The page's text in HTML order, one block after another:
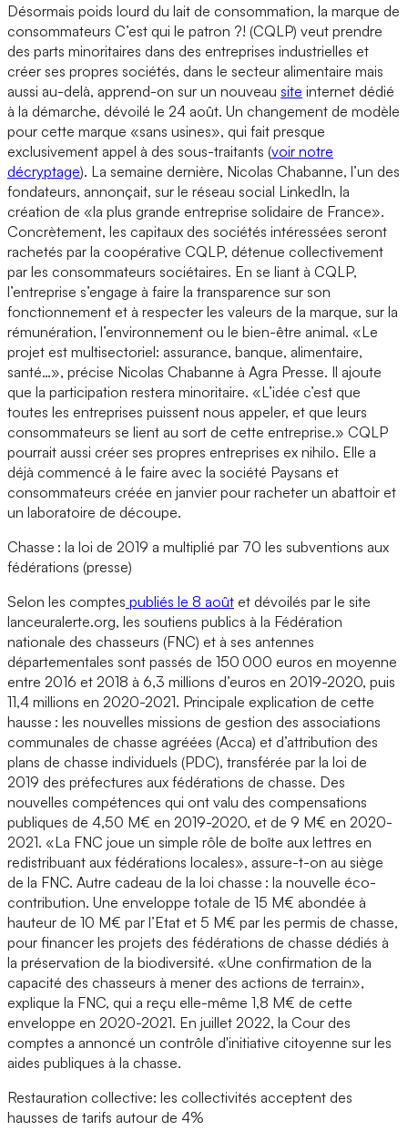
Désormais poids lourd du lait de consommation, la marque de
consommateurs C’est qui le patron ?! (CQLP) veut prendre
des parts minoritaires dans des entreprises industrielles et
créer ses propres sociétés, dans le secteur alimentaire mais
aussi au-delà, apprend-on sur un nouveau site internet dédié
à la démarche, dévoilé le 24 août. Un changement de modèle
pour cette marque «sans usines», qui fait presque
exclusivement appel à des sous-traitants (voir notre
décryptage). La semaine dernière, Nicolas Chabanne, l’un des
fondateurs, annonçait, sur le réseau social LinkedIn, la
création de «la plus grande entreprise solidaire de France».
Concrètement, les capitaux des sociétés intéressées seront
rachetés par la coopérative CQLP, détenue collectivement
par les consommateurs sociétaires. En se liant à CQLP,
l’entreprise s’engage à faire la transparence sur son
fonctionnement et à respecter les valeurs de la marque, sur la
rémunération, l’environnement ou le bien-être animal. «Le
projet est multisectoriel: assurance, banque, alimentaire,
santé…», précise Nicolas Chabanne à Agra Presse. Il ajoute
que la participation restera minoritaire. «L’idée c’est que
toutes les entreprises puissent nous appeler, et que leurs
consommateurs se lient au sort de cette entreprise.» CQLP
pourrait aussi créer ses propres entreprises ex nihilo. Elle a
déjà commencé à le faire avec la société Paysans et
consommateurs créée en janvier pour racheter un abattoir et
un laboratoire de découpe.
Chasse : la loi de 2019 a multiplié par 70 les subventions aux
fédérations (presse)
Selon les comptes publiés le 8 août et dévoilés par le site
lanceuralerte.org, les soutiens publics à la Fédération
nationale des chasseurs (FNC) et à ses antennes
départementales sont passés de 150 000 euros en moyenne
entre 2016 et 2018 à 6,3 millions d’euros en 2019-2020, puis
11,4 millions en 2020-2021. Principale explication de cette
hausse : les nouvelles missions de gestion des associations
communales de chasse agréées (Acca) et d’attribution des
plans de chasse individuels (PDC), transférée par la loi de
2019 des préfectures aux fédérations de chasse. Des
nouvelles compétences qui ont valu des compensations
publiques de 4,50 M€ en 2019-2020, et de 9 M€ en 2020-
2021. «La FNC joue un simple rôle de boîte aux lettres en
redistribuant aux fédérations locales», assure-t-on au siège
de la FNC. Autre cadeau de la loi chasse : la nouvelle éco-
contribution. Une enveloppe totale de 15 M€ abondée à
hauteur de 10 M€ par l’Etat et 5 M€ par les permis de chasse,
pour financer les projets des fédérations de chasse dédiés à
la préservation de la biodiversité. «Une confirmation de la
capacité des chasseurs à mener des actions de terrain»,
explique la FNC, qui a reçu elle-même 1,8 M€ de cette
enveloppe en 2020-2021. En juillet 2022, la Cour des
comptes a annoncé un contrôle d'initiative citoyenne sur les
aides publiques à la chasse.
Restauration collective: les collectivités acceptent des
hausses de tarifs autour de 4%